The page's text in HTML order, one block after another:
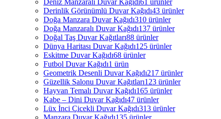
Derinlik Görünümlü Duvar Kağıdı43 ürünler
Doğa Manzara Duvar Kağıdı310 ürünler
Doğa Manzaralı Duvar Kağıdı137 ürünler
Doğal Taş Duvar Kağıtları88 ürünler
Dünya Haritası Duvar Kağıdı125 ürünler
Eskitme Duvar Kağıdı68 ürünler
Futbol Duvar Kağıdı1 ürün
Geometrik Desenli Duvar Kağıdı217 ürünler
Güzellik Salonu Duvar Kağıtları123 ürünler
Hayvan Temalı Duvar Kağıdı165 ürünler
Kabe – Dini Duvar Kağıdı47 ürünler
Lüx İnci Çicekli Duvar Kağıdı313 ürünler
Manzara Duvar Kağıdı135 ürünler